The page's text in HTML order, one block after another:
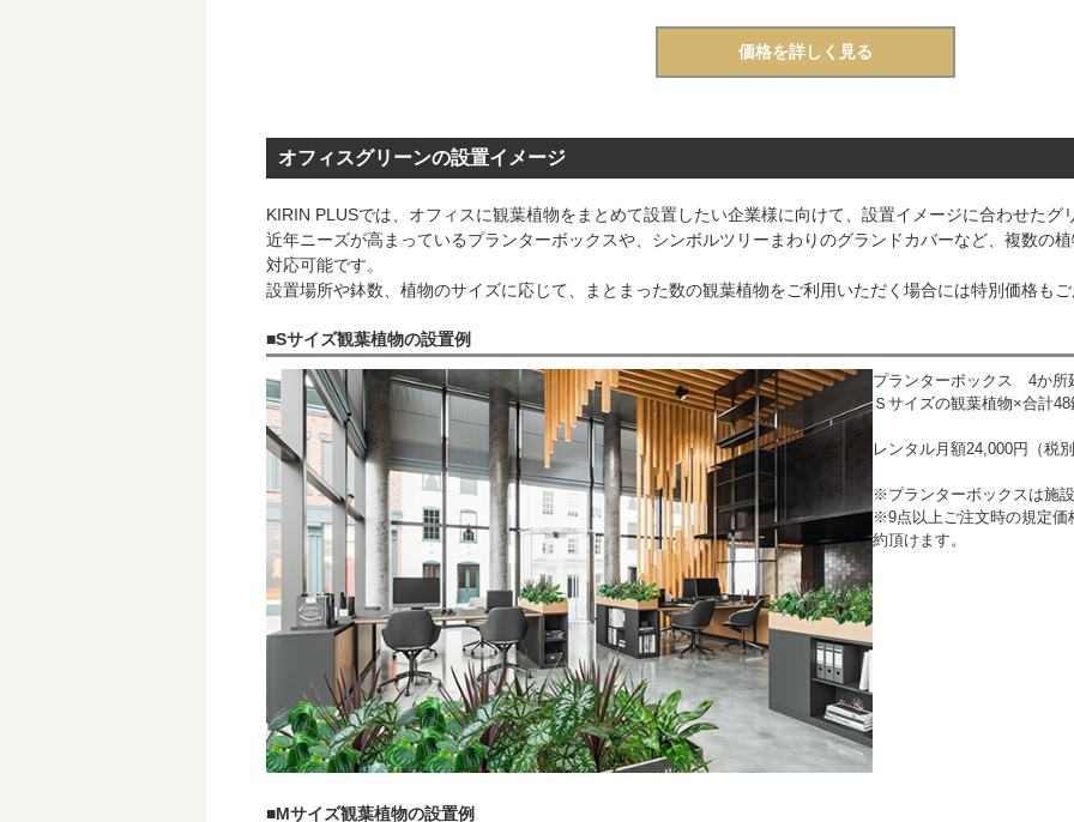
価格を詳しく見る
オフィスグリーンの設置イメージ
KIRIN PLUSでは、オフィスに観葉植物をまとめて設置したい企業様に向けて、設置イメージに合わせたグ
近年ニーズが高まっているプランターボックスや、シンボルツリーまわりのグランドカバーなど、複数の
対応可能です。
設置場所や鉢数、植物のサイズに応じて、まとまった数の観葉植物をご利用いただく場合には特別価格も
Sサイズ観葉植物の設置例
プランターボックス 4か所
Ｓサイズの観葉植物×合計48
レンタル月額24,000円（税
※プランターボックスは施
※9点以上ご注文時の規定価
約頂けます。
Mサイズ観葉植物の設置例